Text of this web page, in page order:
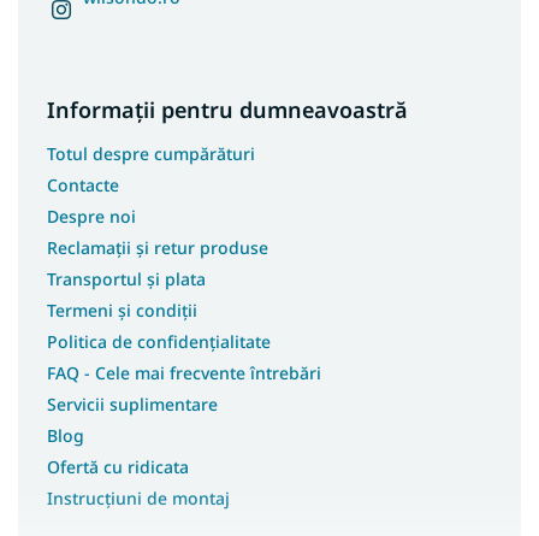
Covoare 250x350
Covoare 133x190
Covoare 133x195
Covoare 400x400
Covoare 120x90
Covoare 120x100
Covoare 40x60
Informații pentru dumneavoastră
Totul despre cumpărături
Contacte
Despre noi
Reclamații și retur produse
Transportul și plata
Termeni și condiții
Politica de confidențialitate
FAQ - Cele mai frecvente întrebări
Servicii suplimentare
Blog
Ofertă cu ridicata
Instrucțiuni de montaj